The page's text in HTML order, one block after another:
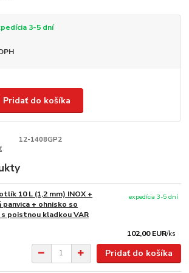
3-5 dní
Pridať do košíka
12-1408GP2
10 L (1,2 mm) INOX +
+ ohnisko so
poistnou kladkou VAR
102,00 EUR/ks
expedícia 3-5 dní
Pridať do košíka